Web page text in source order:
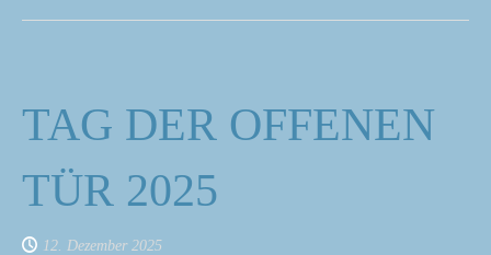
TAG DER OFFENEN
TÜR 2025
12. Dezember 2025